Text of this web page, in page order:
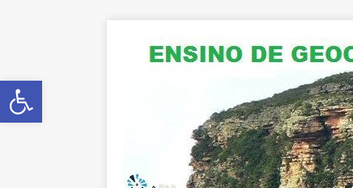
Abrir a barra de ferramentas